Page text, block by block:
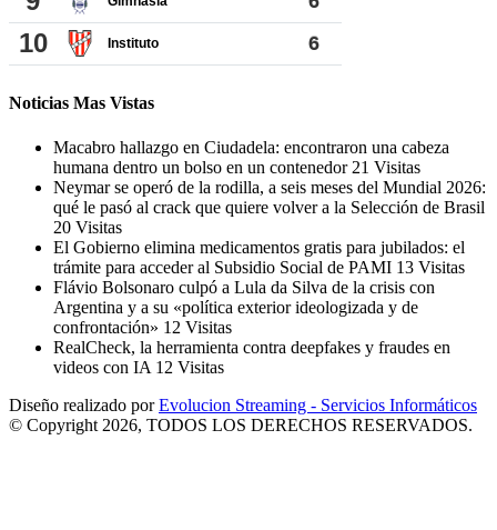
Noticias Mas Vistas
Macabro hallazgo en Ciudadela: encontraron una cabeza
humana dentro un bolso en un contenedor 21 Visitas
Neymar se operó de la rodilla, a seis meses del Mundial 2026:
qué le pasó al crack que quiere volver a la Selección de Brasil
20 Visitas
El Gobierno elimina medicamentos gratis para jubilados: el
trámite para acceder al Subsidio Social de PAMI 13 Visitas
Flávio Bolsonaro culpó a Lula da Silva de la crisis con
Argentina y a su «política exterior ideologizada y de
confrontación» 12 Visitas
RealCheck, la herramienta contra deepfakes y fraudes en
videos con IA 12 Visitas
Diseño realizado porEvolucion Streaming - Servicios Informáticos
© Copyright 2026, TODOS LOS DERECHOS RESERVADOS.